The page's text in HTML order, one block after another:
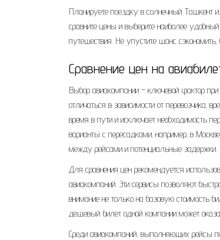
Планируете поездку в солнечный Ташкент
сравните цены и выберите наиболее
путешествия. Не упустите шанс
Сравнение цен на
Выбор авиакомпании – ключевой фактор
отличаться в зависимости от
время в пути и исключает необходимость
варианты с пересадками‚ например‚ в
между рейсами и потенциальные задержки.
Для сравнения цен рекомендуется
авиакомпаний. Эти сервисы позволяют
внимание не только на базовую стоимость
дешевый билет одной компании может
Среди авиакомпаний‚ выполняющих рейсы